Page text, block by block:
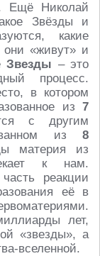
Ещё Николай
Звёзды и
какие
они «живут» и
Звезды – это
процесс.
в котором
из 7
с другим
из 8
материя из
к нам.
реакции
её в
лет,
«звезды», а
вселенной.